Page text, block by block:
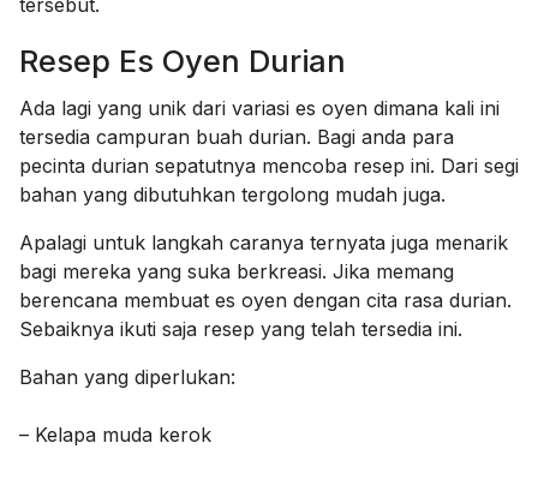
tersebut.
Resep Es Oyen Durian
Ada lagi yang unik dari variasi es oyen dimana kali ini
tersedia campuran buah durian. Bagi anda para
pecinta durian sepatutnya mencoba resep ini. Dari segi
bahan yang dibutuhkan tergolong mudah juga.
Apalagi untuk langkah caranya ternyata juga menarik
bagi mereka yang suka berkreasi. Jika memang
berencana membuat es oyen dengan cita rasa durian.
Sebaiknya ikuti saja resep yang telah tersedia ini.
Bahan yang diperlukan:
– Kelapa muda kerok